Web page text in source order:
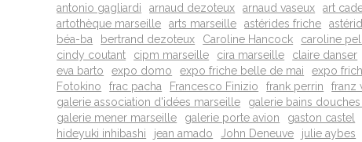
antonio gagliardi
arnaud dezoteux arnaud vaseux art
artothèque marseille
arts marseille astérides friche
béa-ba
bertrand dezoteux Caroline Hancock caroline
cindy coutant
cipm marseille cira marseille claire danser
eva barto
expo domo expo friche belle de mai expo
Fotokino
frac pacha Francesco Finizio frank perrin franz
galerie association d'idées marseille
galerie bains
galerie mener marseille
galerie porte avion gaston castel
hideyuki inhibashi
jean amado John Deneuve julie aybes